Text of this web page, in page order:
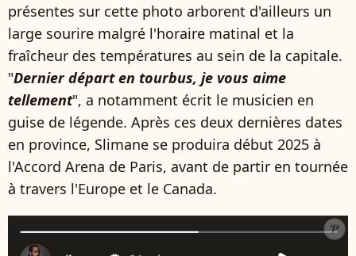
présentes sur cette photo arborent d'ailleurs un
large sourire malgré l'horaire matinal et la
fraîcheur des températures au sein de la capitale.
"Dernier départ en tourbus, je vous aime
tellement", a notamment écrit le musicien en
guise de légende. Après ces deux dernières dates
en province, Slimane se produira début 2025 à
l'Accord Arena de Paris, avant de partir en tournée
à travers l'Europe et le Canada.